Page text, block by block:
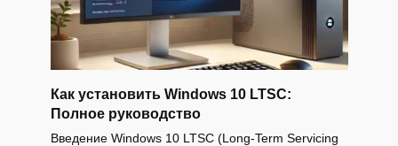
Как установить Windows 10 LTSC:
Полное руководство
Введение Windows 10 LTSC (Long-Term Servicing